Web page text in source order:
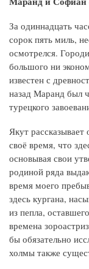
За одиннадцать
сорок пять миль,
осмотрелся.
большого ни
известен с
назад Маранд был
турецкого
Якут
своё время, что
основывая свои
родиной ряда
время моего
здесь кургана,
из пепла,
времена
бы обязательно
холмы также